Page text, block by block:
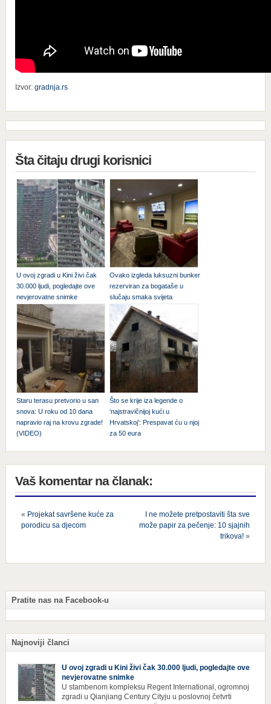
Izvor: gradnja.rs
Šta čitaju drugi korisnici
U ovoj zgradi u Kini živi čak
30.000 ljudi, pogledajte ove
nevjerovatne snimke
Ovako izgleda luksuzni bunker
rezerviran za bogataše u
slučaju smaka svijeta
Staru terasu pretvorio u san
snova: U roku od 10 dana
napravio raj na krovu zgrade!
(VIDEO)
Što se krije iza legende o
‘najstravičnijoj kući u
Hrvatskoj’: Prespavat ću u njoj
za 50 eura
Vaš komentar na članak:
« Projekat savršene kuće za
porodicu sa djecom
I ne možete pretpostaviti šta sve
može papir za pečenje: 10 sjajnih
trikova! »
Pratite nas na Facebook-u
Najnoviji članci
U ovoj zgradi u Kini živi čak 30.000 ljudi, pogledajte ove
nevjerovatne snimke
U stambenom kompleksu Regent International, ogromnoj
zgradi u Qianjiang Century Cityju u poslovnoj četvrti